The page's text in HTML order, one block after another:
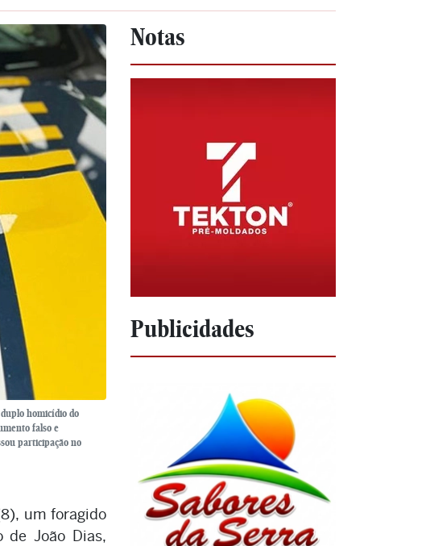
homicídio do
falso e
participação no
um foragido
de João Dias,
Notas
Publicidades